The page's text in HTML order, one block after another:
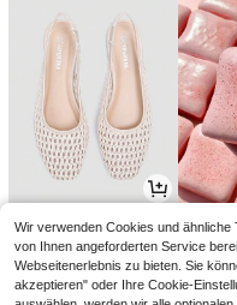
CHF 13,78 CHF1,28
Wir verwenden Cookies und
von Ihnen angeforderten Service
Webseitenerlebnis zu bieten. Sie
akzeptieren" oder Ihre Cookie-